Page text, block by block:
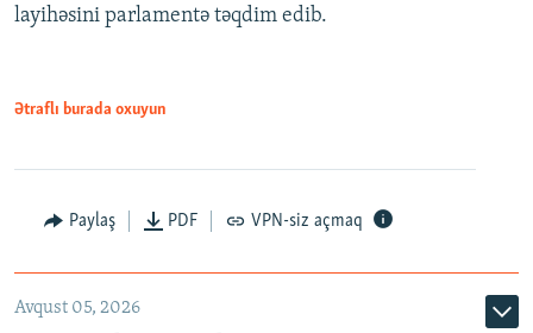
720p 1080p
layihəsini parlamentə təqdim edib.
Ətraflı burada oxuyun
Paylaş PDF VPN-siz açmaq
Avqust 05, 2026